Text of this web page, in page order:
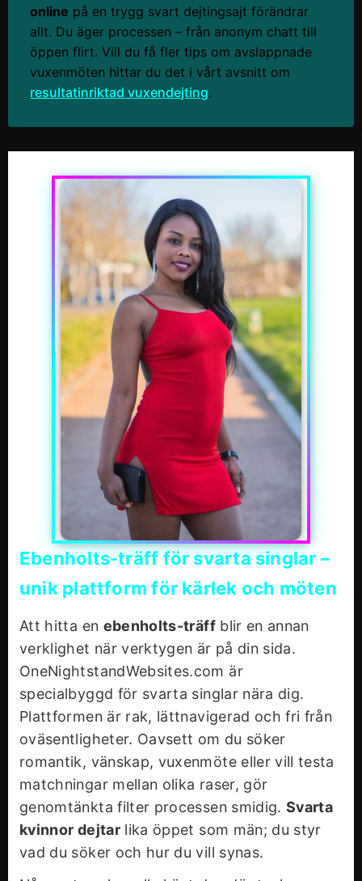
online på en trygg svart dejtingsajt förändrar
allt. Du äger processen – från anonym chatt till
öppen flirt. Vill du få fler tips om avslappnade
vuxenmöten hittar du det i vårt avsnitt om
resultatinriktad vuxendejting.
Ebenholts-träff för svarta singlar –
unik plattform för kärlek och möten
Att hitta en ebenholts-träffblir en annan
verklighet när verktygen är på din sida.
OneNightstandWebsites.com är
specialbyggd för svarta singlar nära dig.
Plattformen är rak, lättnavigerad och fri från
oväsentligheter. Oavsett om du söker
romantik, vänskap, vuxenmöte eller vill testa
matchningar mellan olika raser, gör
genomtänkta filter processen smidig.Svarta
kvinnor dejtarlika öppet som män; du styr
vad du söker och hur du vill synas.